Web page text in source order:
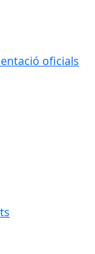
oficials